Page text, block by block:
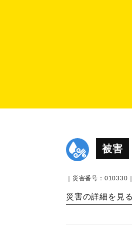
被害
｜災害番号：
災害の詳細を見